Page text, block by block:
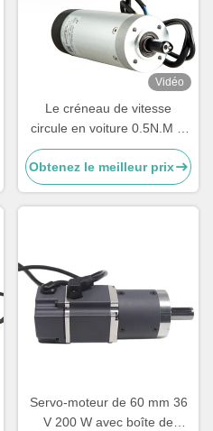
Vidéo
Le créneau de vitesse
circule en voiture 0.5N.M le
retour 24VDC de position de
moteur servo de 100 watts
Obtenez le meilleur prix
Servo-moteur de 60 mm 36
V 200 W avec boîte de